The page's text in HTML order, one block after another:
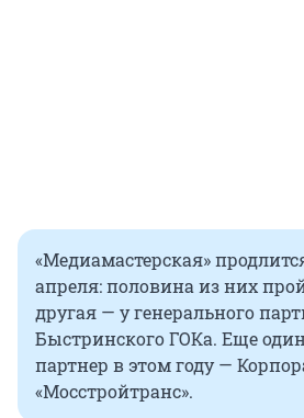
«Медиамастерская»
апреля: половина из них
другая — у генерального
Быстринского ГОКа. Еще
партнер в этом году —
«Мосстройтранс».